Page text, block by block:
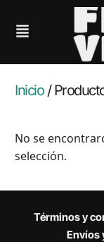
Inicio/
No se
selección.
Términos y
Envíos